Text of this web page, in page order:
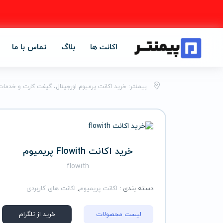
اکانت ها بلاگ تماس با ما
پیمنتر: خرید اکانت پرمیوم اورجینال، گیفت کارت و
خرید اکانت Flowith پریمیوم
flowith
دسته بندی : اکانت پریمیوم, اکانت های کاربردی
لیست محصولات خرید از تلگرام